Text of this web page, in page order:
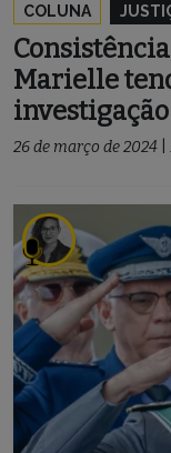
COLUNA
Marielle
investigação
26 de março de 2024